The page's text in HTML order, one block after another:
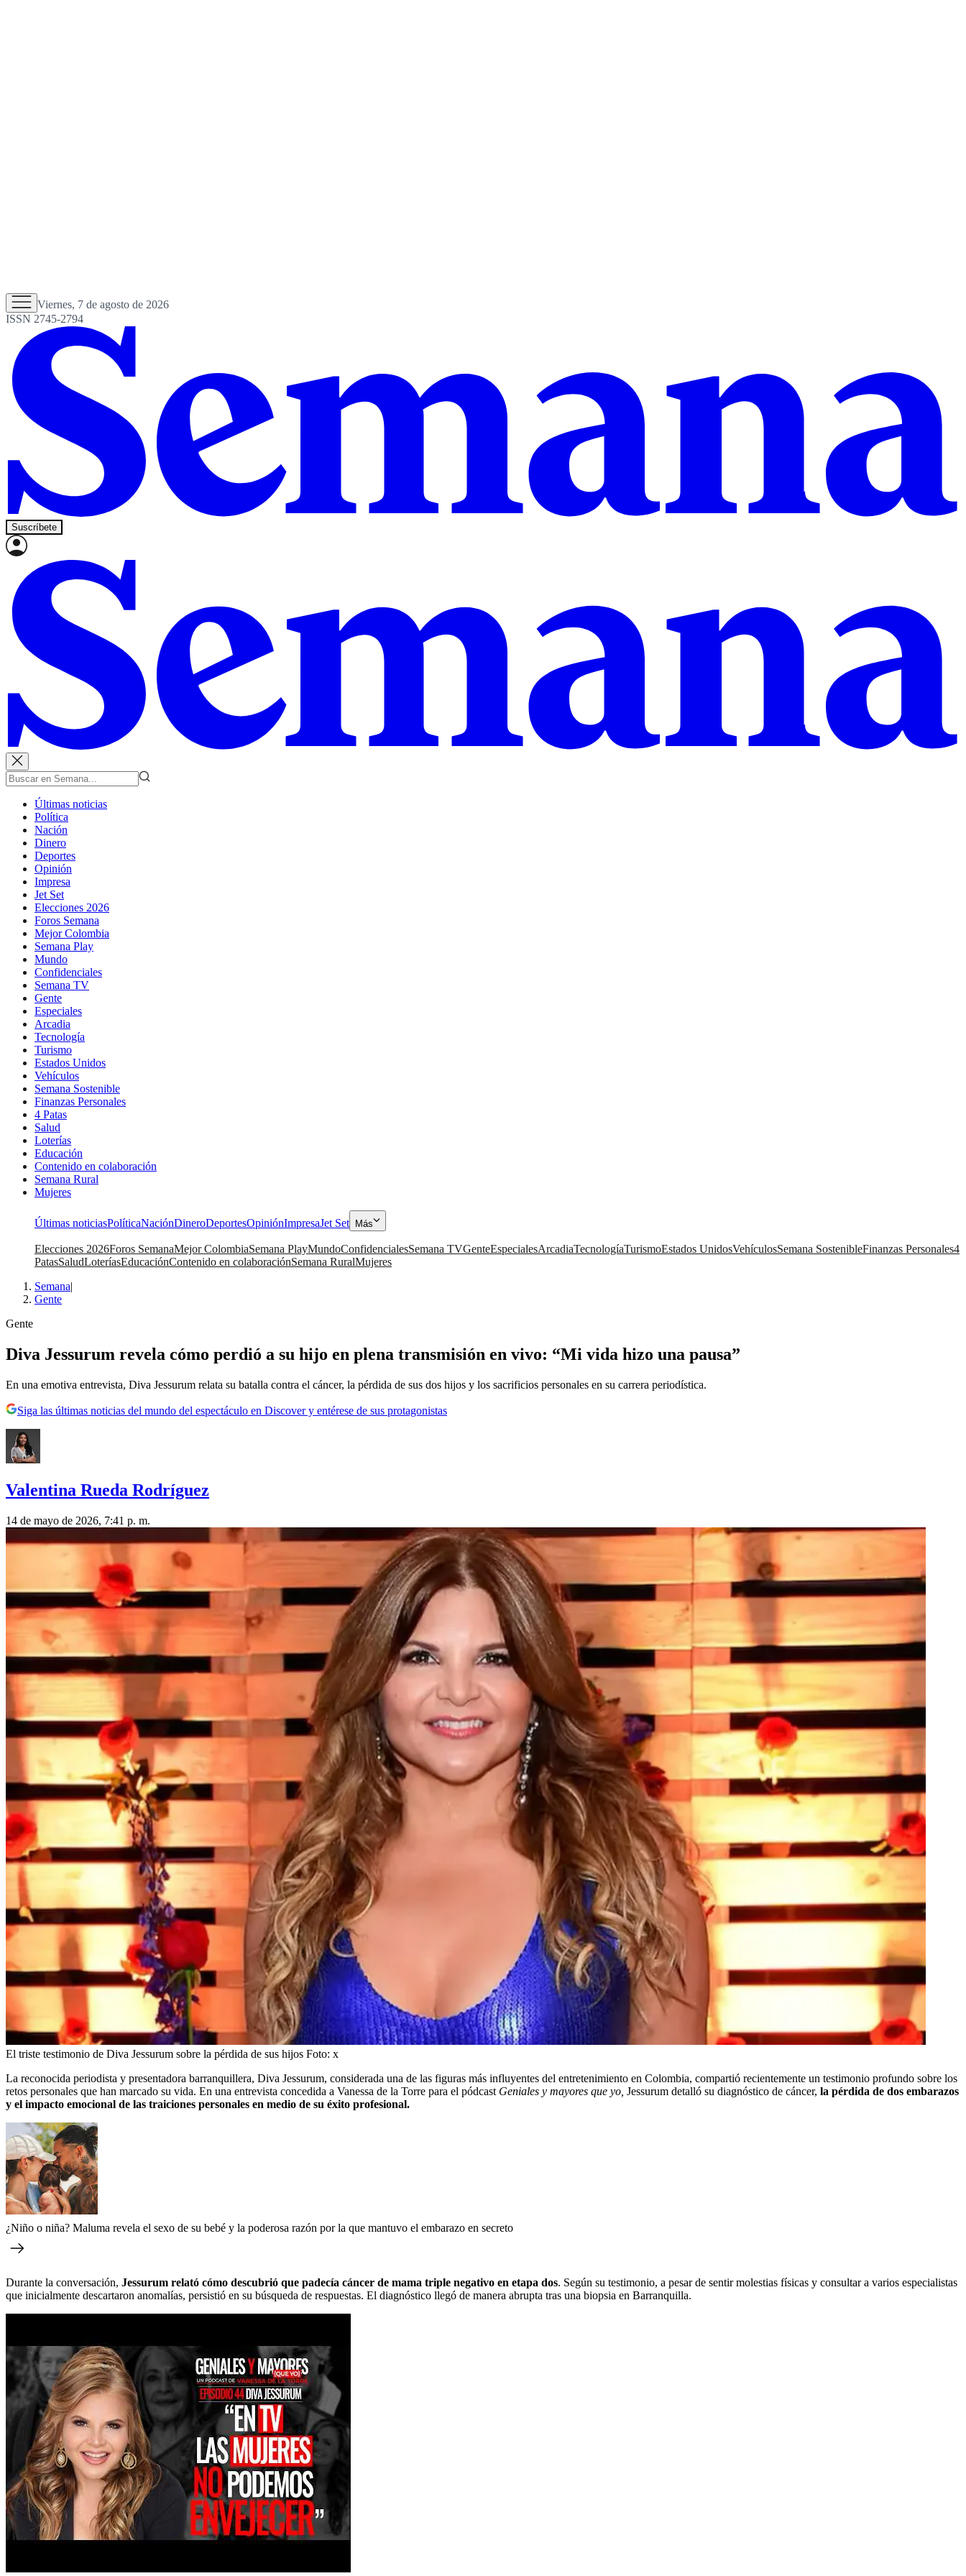
Viernes, 7 de agosto de 2026
ISSN 2745-2794
Suscríbete
Últimas noticias
Política
Nación
Dinero
Deportes
Opinión
Impresa
Jet Set
Elecciones 2026
Foros Semana
Mejor Colombia
Semana Play
Mundo
Confidenciales
Semana TV
Gente
Especiales
Arcadia
Tecnología
Turismo
Estados Unidos
Vehículos
Semana Sostenible
Finanzas Personales
4 Patas
Salud
Loterías
Educación
Contenido en colaboración
Semana Rural
Mujeres
Últimas noticiasPolíticaNaciónDineroDeportesOpiniónImpresaJet Set Más
Elecciones 2026Foros SemanaMejor ColombiaSemana PlayMundoConfidencialesSemana TVGenteEspecialesArcadiaTecnologíaTurismoEstados UnidosVehículosSemana SostenibleFinanzas Personales4
PatasSaludLoteríasEducaciónContenido en colaboraciónSemana RuralMujeres
Semana|
Gente
Gente
Diva Jessurum revela cómo perdió a su hijo en plena transmisión en vivo: “Mi vida hizo una pausa”
En una emotiva entrevista, Diva Jessurum relata su batalla contra el cáncer, la pérdida de sus dos hijos y los sacrificios personales en su carrera periodística.
Siga las últimas noticias del mundo del espectáculo en Discover y entérese de sus protagonistas
Valentina Rueda Rodríguez
14 de mayo de 2026, 7:41 p. m.
El triste testimonio de Diva Jessurum sobre la pérdida de sus hijos Foto: x
La reconocida periodista y presentadora barranquillera, Diva Jessurum, considerada una de las figuras más influyentes del entretenimiento en Colombia, compartió recientemente un testimonio profundo sobre los
retos personales que han marcado su vida. En una entrevista concedida a Vanessa de la Torre para el pódcast Geniales y mayores que yo, Jessurum detalló su diagnóstico de cáncer, la pérdida de dos embarazos
y el impacto emocional de las traiciones personales en medio de su éxito profesional.
¿Niño o niña? Maluma revela el sexo de su bebé y la poderosa razón por la que mantuvo el embarazo en secreto
Durante la conversación, Jessurum relató cómo descubrió que padecía cáncer de mama triple negativo en etapa dos. Según su testimonio, a pesar de sentir molestias físicas y consultar a varios especialistas
que inicialmente descartaron anomalías, persistió en su búsqueda de respuestas. El diagnóstico llegó de manera abrupta tras una biopsia en Barranquilla.